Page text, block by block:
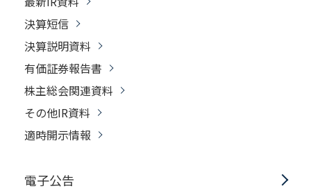
決算短信
決算説明資料
有価証券報告書
株主総会関連資料
その他IR資料
適時開示情報
電子公告